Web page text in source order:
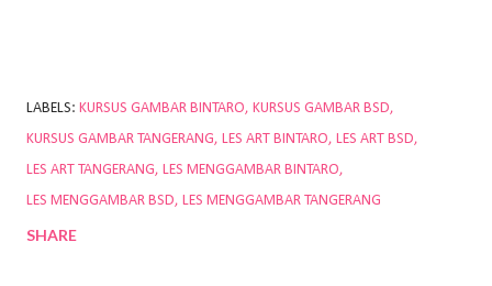
LABELS: KURSUS GAMBAR BINTARO
KURSUS GAMBAR BSD
KURSUS GAMBAR TANGERANG
LES ART BINTARO
LES ART BSD
LES ART TANGERANG
LES MENGGAMBAR BINTARO
LES MENGGAMBAR BSD
LES MENGGAMBAR TANGERANG
SHARE